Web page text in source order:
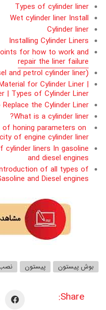
Types of cylinder liner
Wet cylinder liner Install
Cylinder liner
Installing Cylinder Liners
for how to work and
repair the liner failure
and petrol cylinder liner)
for Cylinder Liner |
| Types of Cylinder Liner
the Cylinder Liner?
What is a cylinder liner?
honing parameters on
of engine cylinder liner
cylinder liners In gasoline
and diesel engines
of all types of
and Diesel engines
بوش پیستون پیستون
Share: